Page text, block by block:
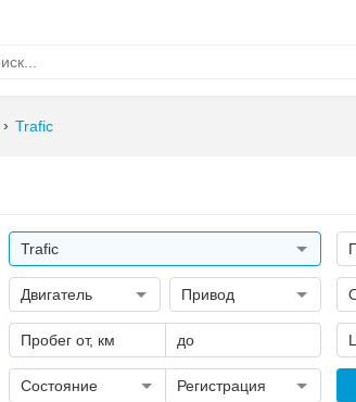
Trafic
Trafic
Двигатель Привод
Пробег от, км до
Состояние Регистрация